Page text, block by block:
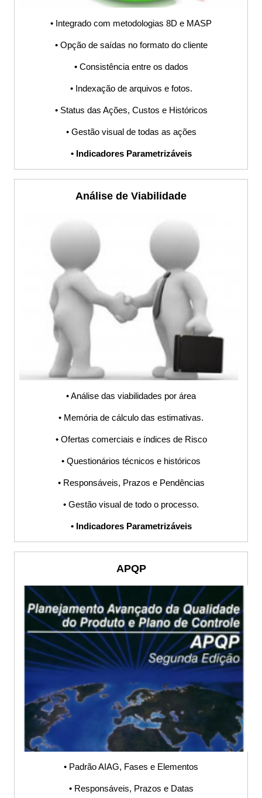
• Integrado com metodologias 8D e MASP
• Opção de saídas no formato do cliente
• Consistência entre os dados
• Indexação de arquivos e fotos.
• Status das Ações, Custos e Históricos
• Gestão visual de todas as ações
• Indicadores Parametrizáveis
Análise de Viabilidade
• Análise das viabilidades por área
• Memória de cálculo das estimativas.
• Ofertas comerciais e índices de Risco
• Questionários técnicos e históricos
• Responsáveis, Prazos e Pendências
• Gestão visual de todo o processo.
• Indicadores Parametrizáveis
APQP
• Padrão AIAG, Fases e Elementos
• Responsáveis, Prazos e Datas
de cálculo, Ofertas
e Risco,
Procedimento,
POP, Fluxograma,
PDCA, Planilha,
Indicadores,
S9000, Análise de
viabilidade,
ISO9001,
IATF16949,
Questionário,
Procedimento,
POP, Fluxograma,
PDCA, Planilha,
KPI, Software,
Sistema S9000
ISO9001,
IATF16949,
Procedimento,
POP, Planilha,
Sistema,
Processos,
Produto, Doca,